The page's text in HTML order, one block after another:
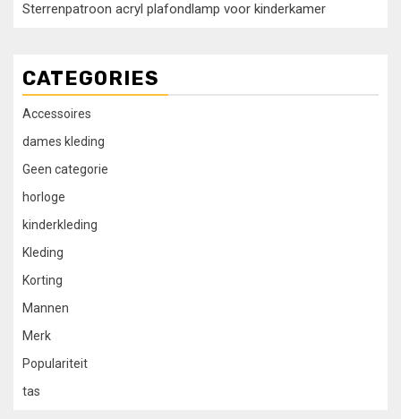
Sterrenpatroon acryl plafondlamp voor kinderkamer
CATEGORIES
Accessoires
dames kleding
Geen categorie
horloge
kinderkleding
Kleding
Korting
Mannen
Merk
Populariteit
tas